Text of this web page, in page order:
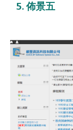
5. 佈景五